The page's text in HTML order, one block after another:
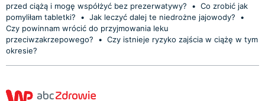
przed ciążą i mogę współżyć bez prezerwatywy?
• Co zrobić jak
pomyliłam tabletki?
• Jak leczyć dalej te niedrożne jajowody?
•
Czy powinnam wrócić do przyjmowania leku
przeciwzakrzepowego?
• Czy istnieje ryzyko zajścia w ciążę w tym
okresie?